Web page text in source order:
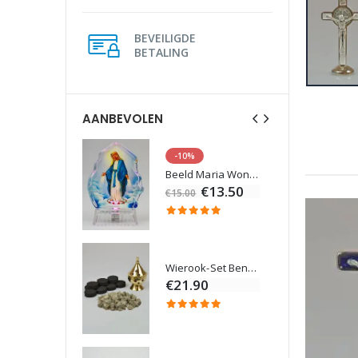
BEVEILIGDE
BETALING
AANBEVOLEN
-10%
Beeld Maria Wonderdadige Verlicht
€15.00 €13.50
Wierook-Set Benzoë + Kooltjes + Wierookvat
€21.90